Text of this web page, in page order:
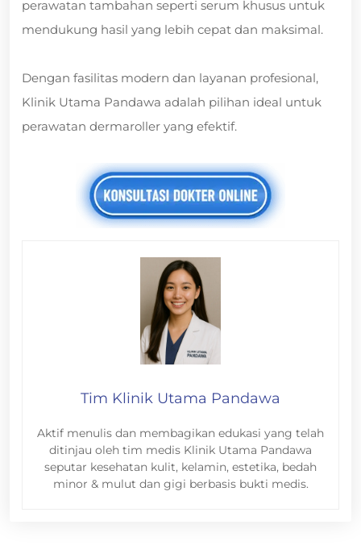
perawatan tambahan seperti serum khusus untuk
mendukung hasil yang lebih cepat dan maksimal.
Dengan fasilitas modern dan layanan profesional,
Klinik Utama Pandawa adalah pilihan ideal untuk
perawatan dermaroller yang efektif.
Tim Klinik Utama Pandawa
Aktif menulis dan membagikan edukasi yang telah
ditinjau oleh tim medis Klinik Utama Pandawa
seputar kesehatan kulit, kelamin, estetika, bedah
minor & mulut dan gigi berbasis bukti medis.